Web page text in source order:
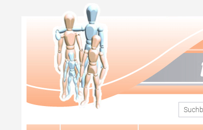
Zur Hauptnavigation springen